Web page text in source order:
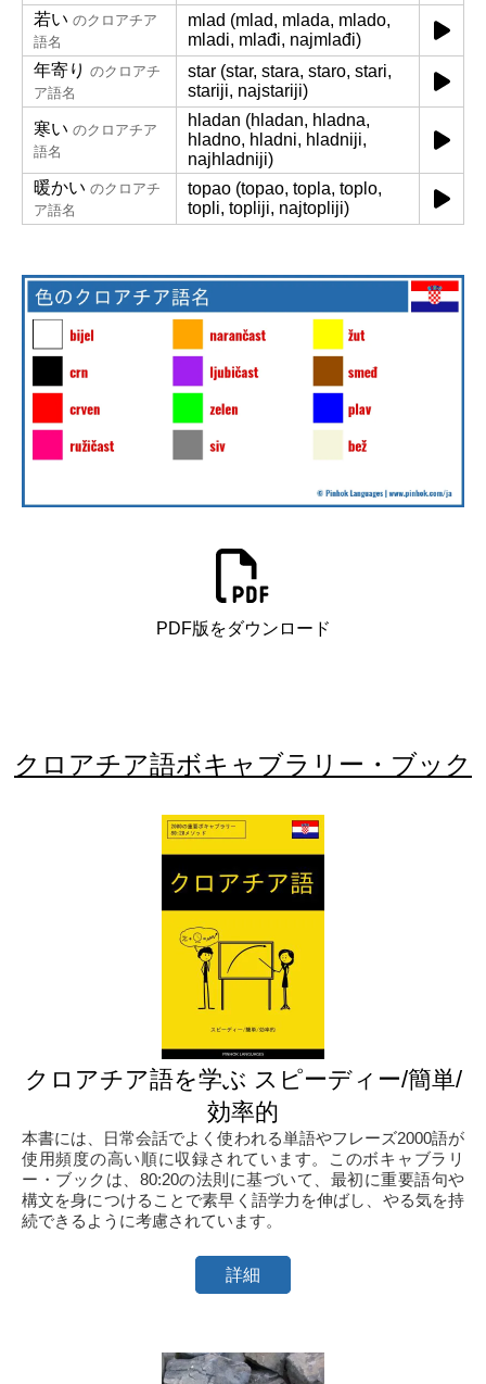
若い のクロアチア
語名
mlad (mlad, mlada, mlado,
mladi, mlađi, najmlađi)
年寄り のクロアチ
ア語名
star (star, stara, staro, stari,
stariji, najstariji)
寒い のクロアチア
語名
hladan (hladan, hladna,
hladno, hladni, hladniji,
najhladniji)
暖かい のクロアチ
ア語名
topao (topao, topla, toplo,
topli, topliji, najtopliji)
PDF版をダウンロード
クロアチア語ボキャブラリー・ブック
クロアチア語を学ぶ スピーディー/簡単/
効率的
本書には、日常会話でよく使われる単語やフレーズ2000語が
使用頻度の高い順に収録されています。このボキャブラリ
ー・ブックは、80:20の法則に基づいて、最初に重要語句や
構文を身につけることで素早く語学力を伸ばし、やる気を持
続できるように考慮されています。
詳細